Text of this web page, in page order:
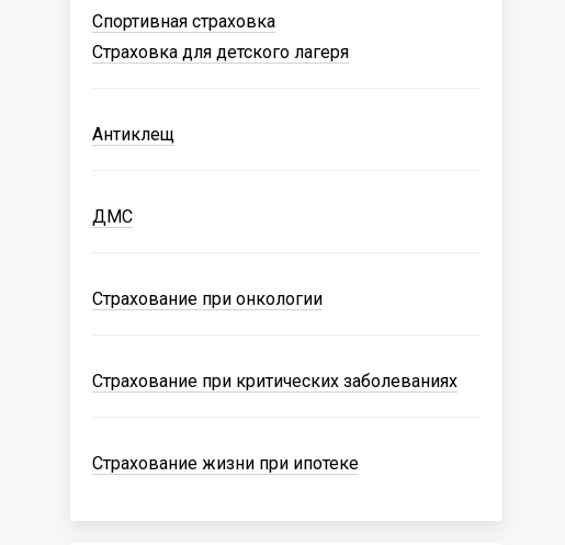
Спортивная страховка
Страховка для детского лагеря
Антиклещ
ДМС
Страхование при онкологии
Страхование при критических заболеваниях
Страхование жизни при ипотеке